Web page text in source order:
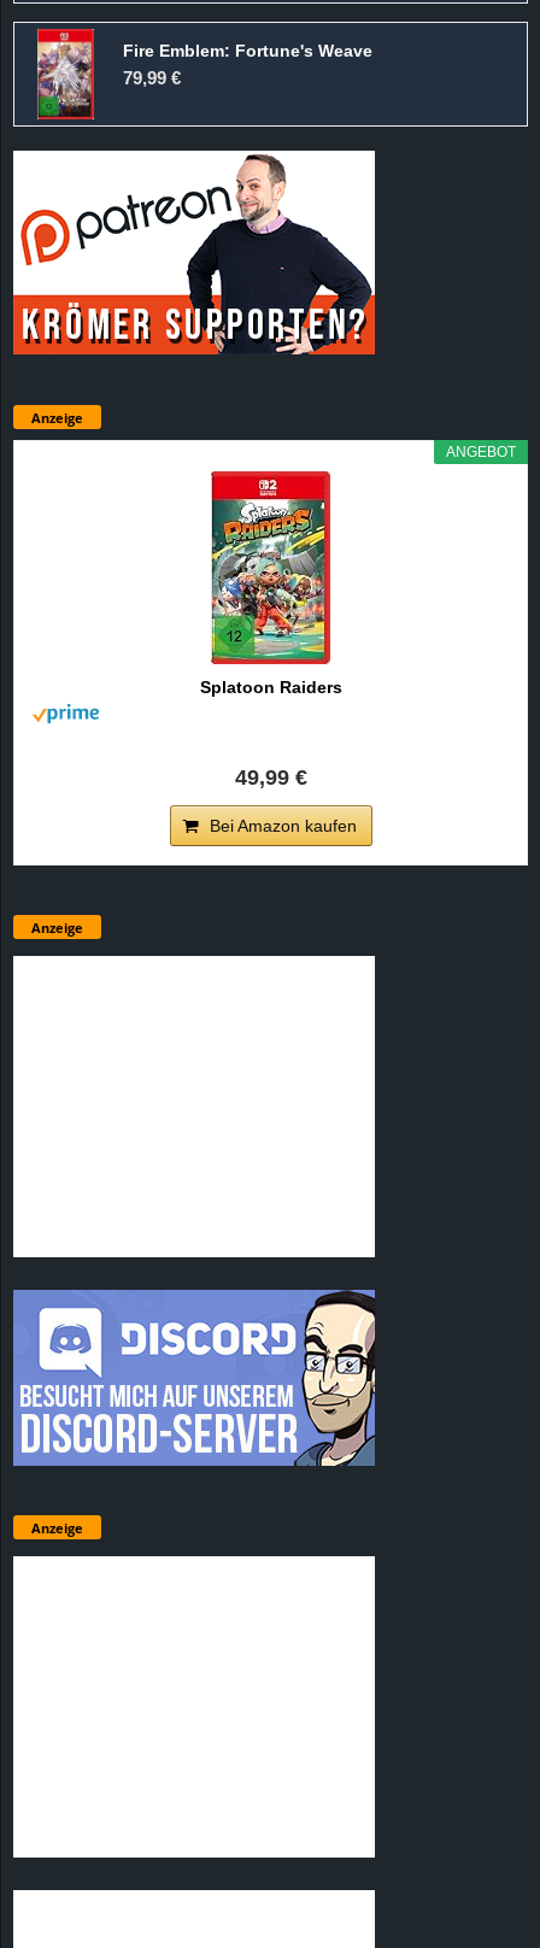
Fire Emblem: Fortune's Weave
79,99 €
Anzeige
ANGEBOT
Splatoon Raiders
49,99 €
Bei Amazon kaufen
Anzeige
Anzeige